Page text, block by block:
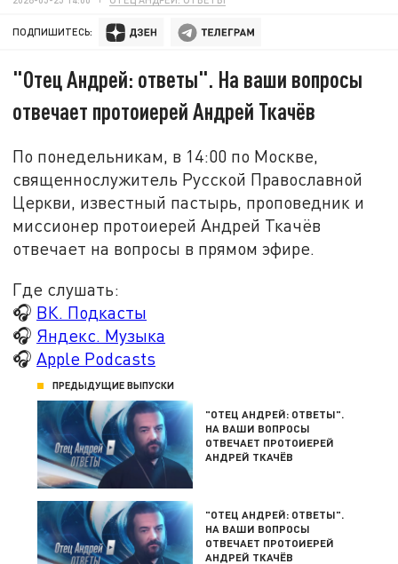
ПОДПИШИТЕСЬ:
"Отец Андрей: ответы". На ваши вопросы
отвечает протоиерей Андрей Ткачёв
По понедельникам, в 14:00 по Москве,
священнослужитель Русской Православной
Церкви, известный пастырь, проповедник и
миссионер протоиерей Андрей Ткачёв
отвечает на вопросы в прямом эфире.
Где слушать:
🎧 ВК. Подкасты
🎧 Яндекс. Музыка
🎧 Apple Podcasts
ПРЕДЫДУЩИЕ ВЫПУСКИ
"ОТЕЦ АНДРЕЙ: ОТВЕТЫ".
НА ВАШИ ВОПРОСЫ
ОТВЕЧАЕТ ПРОТОИЕРЕЙ
АНДРЕЙ ТКАЧЁВ
"ОТЕЦ АНДРЕЙ: ОТВЕТЫ".
НА ВАШИ ВОПРОСЫ
ОТВЕЧАЕТ ПРОТОИЕРЕЙ
АНДРЕЙ ТКАЧЁВ